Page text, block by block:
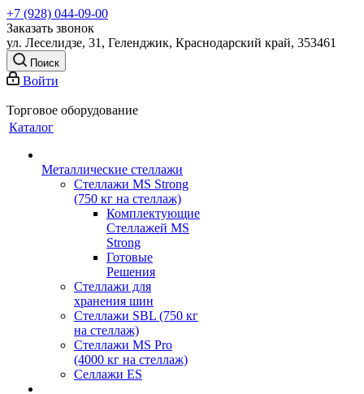
+7 (928) 044-09-00
Заказать звонок
ул. Леселидзе, 31, Геленджик, Краснодарский край, 353461
Поиск
Войти
Торговое оборудование
Каталог
Металлические стеллажи
Стеллажи MS Strong
(750 кг на стеллаж)
Комплектующие
Стеллажей MS
Strong
Готовые
Решения
Стеллажи для
хранения шин
Стеллажи SBL (750 кг
на стеллаж)
Стеллажи MS Pro
(4000 кг на стеллаж)
Селлажи ES